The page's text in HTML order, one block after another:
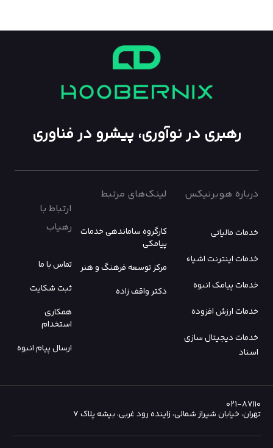
رهبری در نوآوری، پیشرو در فناوری
درباره هوبرنیکس
خدمات مالیاتی
خدمات اینترنت اشیاء
خدمات پیامک انبوه
خدمات ارزش افزوده
خدمات دیجیتال سازی
اسناد
لینک‌های مرتبط
کارگروه ساماندهی خدمات
پیامکی
مرکز توسعه فرهنگ و هنر
دکتر واقف زاده
ارتباط با
رهیاب
تماس با ما
ثبت شکایت
همکاری
استخدام
ارسال پیام انبوه
۰۲۱-۸۷۱۱۰
تهران، خیابان شیراز شمالی، زاینده رود غربی، بیشه پلاک ۷